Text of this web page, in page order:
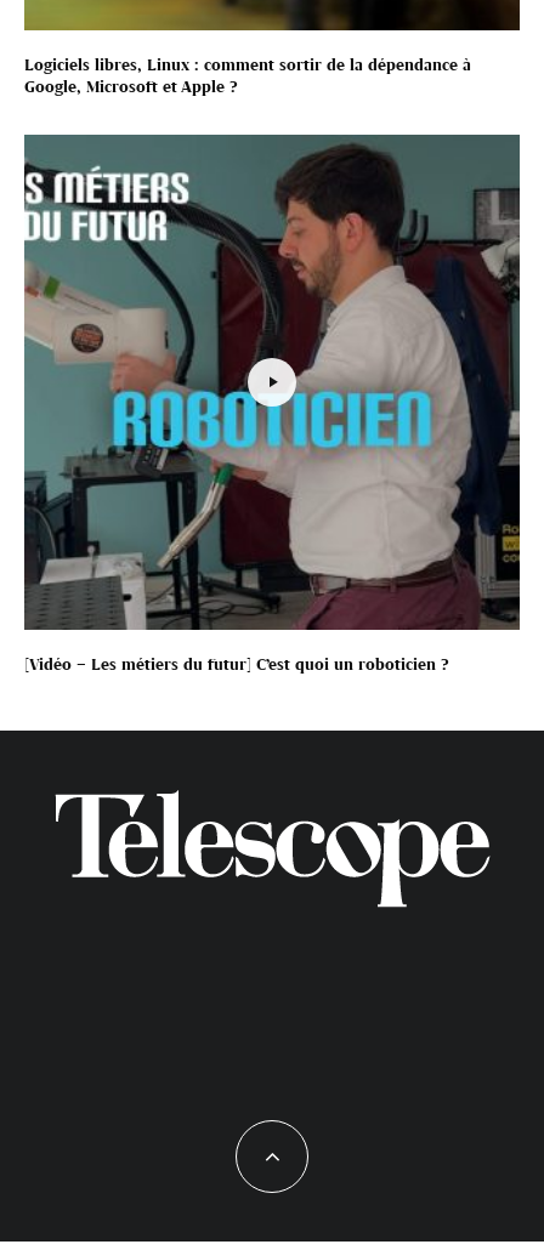
Logiciels libres, Linux : comment sortir de la dépendance à
Google, Microsoft et Apple ?
[Vidéo – Les métiers du futur] C’est quoi un roboticien ?